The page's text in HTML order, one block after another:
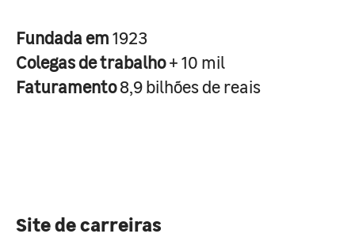
Fundada em1923
Colegas de trabalho+ 10 mil
Faturamento8,9 bilhões de reais
Site de carreiras